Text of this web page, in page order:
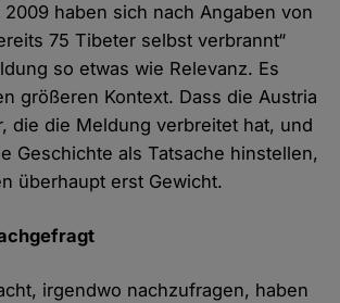
2009 haben sich nach Angaben von
75 Tibeter selbst verbrannt“
so etwas wie Relevanz. Es
größeren Kontext. Dass die Austria
die die Meldung verbreitet hat, und
Geschichte als Tatsache hinstellen,
überhaupt erst Gewicht.
irgendwo nachzufragen, haben